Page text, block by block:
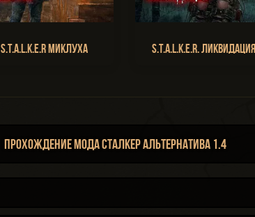
S.T.A.L.K.E.R Миклуха S.T.A.L.K.E.R. Ликвидация
Прохождение мода Сталкер Альтернатива 1.4